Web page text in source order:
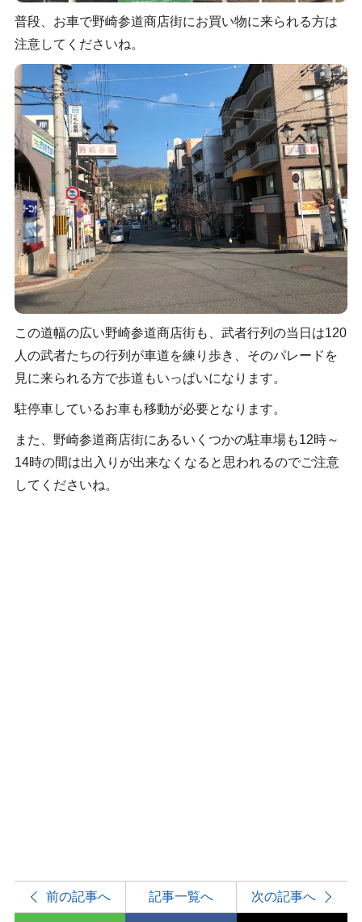
普段、お車で野崎参道商店街にお買い物に来られる方は
注意してくださいね。
この道幅の広い野崎参道商店街も、武者行列の当日は120
人の武者たちの行列が車道を練り歩き、そのパレードを
見に来られる方で歩道もいっぱいになります。
駐停車しているお車も移動が必要となります。
また、野崎参道商店街にあるいくつかの駐車場も12時～
14時の間は出入りが出来なくなると思われるのでご注意
してくださいね。
前の記事へ 記事一覧へ 次の記事へ